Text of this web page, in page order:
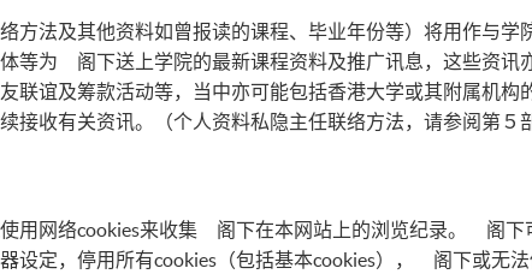
法及其他资料如曾报读的课程、毕业年份等）将用作与学
等为 阁下送上学院的最新课程资料及推广讯息，这些资讯
联谊及筹款活动等，当中亦可能包括香港大学或其附属机
接收有关资讯。（个人资料私隐主任联络方法，请参阅第５
用网络cookies来收集 阁下在本网站上的浏览纪录。 阁下
定，停用所有cookies（包括基本cookies）， 阁下或无